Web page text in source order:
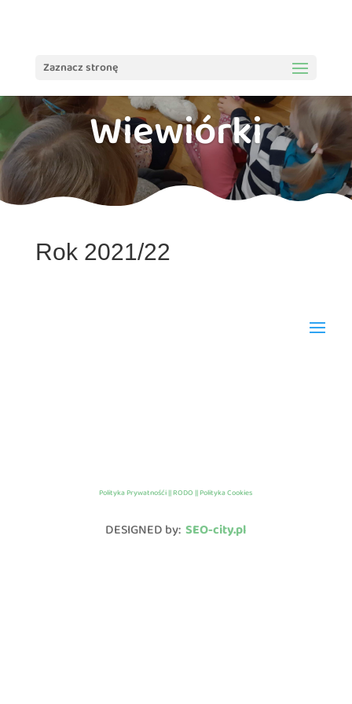
Zaznacz stronę
Wiewiórki
Rok 2021/22
Polityka Prywatnośći || RODO || Polityka Cookies
DESIGNED by:SEO-city.pl